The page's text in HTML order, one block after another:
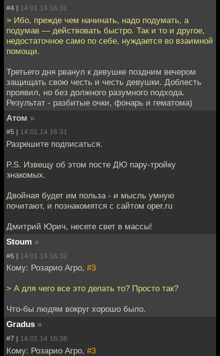
#4 | 14.01.14 16:31
> Ибо, прежде чем начинать, надо подумать, а
подумав — действовать быстро. Так и то и другое,
недостаточное само по себе, нуждается во взаимной
помощи.
Третьего дня рванул к девушке поздним вечером
защищать свою честь и честь девушки. Доблесть
проявил, но без должного разумного подхода.
Результат - разбитые очки, фонарь и гематома)
Атом »
#5 | 14.01.14 16:31
Разрешите подписаться.
P.S. Извещу об этом посте ДЮ пару-тройку
знакомых.
Двойная будет им польза - и мысль умную
почитают, и познакомятся с сайтом oper.ru
Дмитрий Юрич, несете свет в массы!
Stoum »
#6 | 14.01.14 16:32
Кому: Розарио Агро, #3
> А для чего все это делать то? Просто так?
Что-бы людям вокруг хорошо было.
Gradus »
#7 | 14.01.14 16:38
Кому: Розарио Агро, #3